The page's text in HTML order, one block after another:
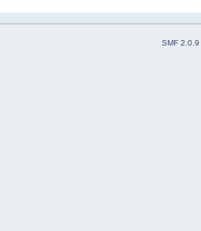
SMF 2.0.9